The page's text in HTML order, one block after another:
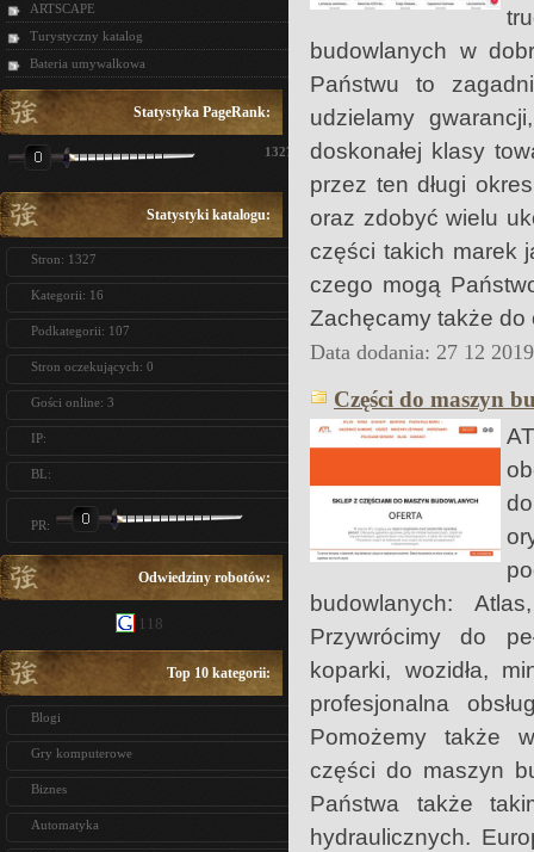
ARTSCAPE
Turystyczny katalog
Bateria umywalkowa
Statystyka PageRank:
1327
Statystyki katalogu:
Stron: 1327
Kategorii: 16
Podkategorii: 107
Stron oczekujących: 0
Gości online: 3
IP:
BL:
PR:
Odwiedziny robotów:
118
Top 10 kategorii:
Blogi
Gry komputerowe
Biznes
Automatyka
budowlanych w
Państwu to
udzielamy
doskonałej klasy
przez ten długi
oraz zdobyć wielu
części takich marek
czego mogą
Zachęcamy także do
Data dodania: 27 12
Części do maszyn
budowlanych:
Przywrócimy do
koparki, wozidła,
profesjonalna
Pomożemy także
części do maszyn
Państwa także
hydraulicznych.